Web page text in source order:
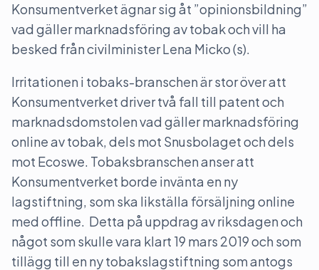
Konsumentverket ägnar sig åt ”opinionsbildning”
vad gäller marknadsföring av tobak och vill ha
besked från civilminister Lena Micko (s).
Irritationen i tobaks-branschen är stor över att
Konsumentverket driver två fall till patent och
marknadsdomstolen vad gäller marknadsföring
online av tobak, dels mot Snusbolaget och dels
mot Ecoswe. Tobaksbranschen anser att
Konsumentverket borde invänta en ny
lagstiftning, som ska likställa försäljning online
med offline. Detta på uppdrag av riksdagen och
något som skulle vara klart 19 mars 2019 och som
tillägg till en ny tobakslagstiftning som antogs